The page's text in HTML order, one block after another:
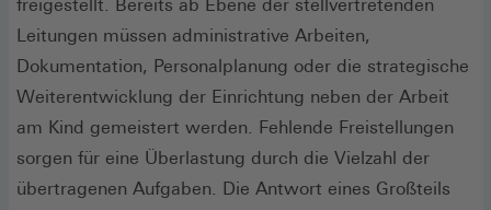
freigestellt. Bereits ab Ebene der stellvertretenden
Leitungen müssen administrative Arbeiten,
Dokumentation, Personalplanung oder die strategische
Weiterentwicklung der Einrichtung neben der Arbeit
am Kind gemeistert werden. Fehlende Freistellungen
sorgen für eine Überlastung durch die Vielzahl der
übertragenen Aufgaben. Die Antwort eines Großteils